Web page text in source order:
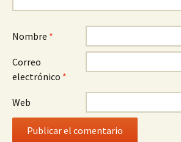
Nombre *
Correo
electrónico *
Web